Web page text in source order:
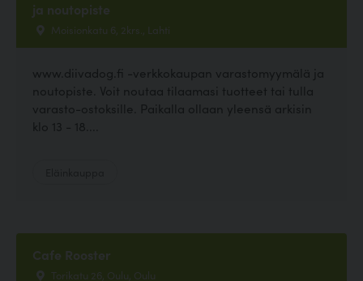
ja noutopiste
Moisionkatu 6, 2krs., Lahti
www.diivadog.fi -verkkokaupan varastomyymälä ja
noutopiste. Voit noutaa tilaamasi tuotteet tai tulla
varasto-ostoksille. Paikalla ollaan yleensä arkisin
klo 13 - 18....
Cafe Rooster
Torikatu 26, Oulu, Oulu